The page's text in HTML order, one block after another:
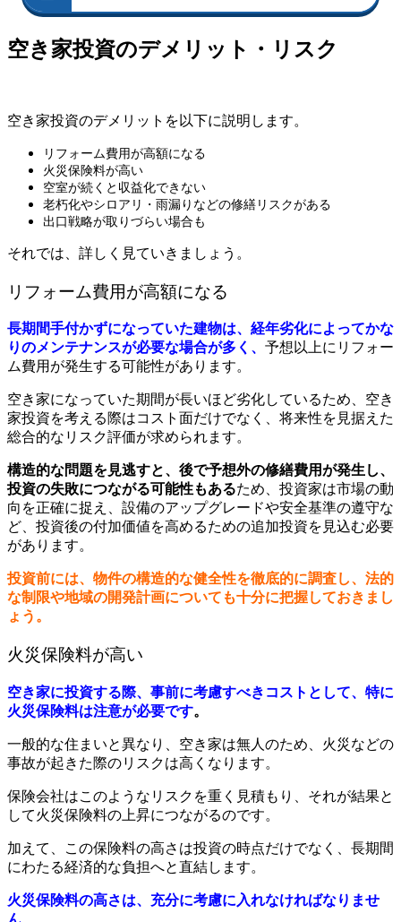
空き家投資のデメリット・リスク
空き家投資のデメリットを以下に説明します。
リフォーム費用が高額になる
火災保険料が高い
空室が続くと収益化できない
老朽化やシロアリ・雨漏りなどの修繕リスクがある
出口戦略が取りづらい場合も
それでは、詳しく見ていきましょう。
リフォーム費用が高額になる
長期間手付かずになっていた建物は、経年劣化によってかな
りのメンテナンスが必要な場合が多く、 予想以上にリフォー
ム費用が発生する可能性があります。
空き家になっていた期間が長いほど劣化しているため、 空き
家投資を考える際はコスト面だけでなく、将来性を見据えた
総合的なリスク評価が求められます。
構造的な問題を見逃すと、後で予想外の修繕費用が発生し、
投資の失敗につながる可能性もあるため、 投資家は市場の動
向を正確に捉え、設備のアップグレードや安全基準の遵守な
ど、投資後の付加価値を高めるための追加投資を見込む必要
があります。
投資前には、物件の構造的な健全性を徹底的に調査し、法的
な制限や地域の開発計画についても十分に把握しておきまし
ょう。
火災保険料が高い
空き家に投資する際、事前に考慮すべきコストとして、特に
火災保険料は注意が必要です。
一般的な住まいと異なり、空き家は無人のため、火災などの
事故が起きた際のリスクは高くなります。
保険会社はこのようなリスクを重く見積もり、それが結果と
して火災保険料の上昇につながるのです。
加えて、この保険料の高さは投資の時点だけでなく、長期間
にわたる経済的な負担へと直結します。
火災保険料の高さは、充分に考慮に入れなければなりませ
ん